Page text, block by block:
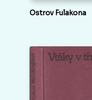
Ostrov Fulakona